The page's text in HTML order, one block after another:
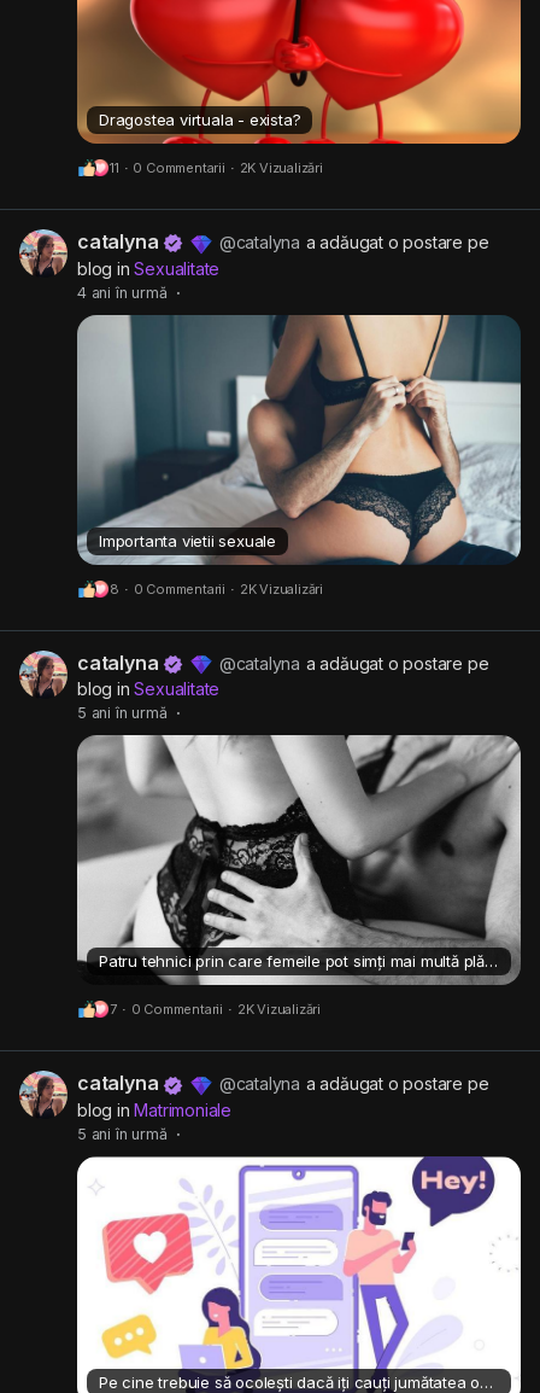
Dragostea virtuala - exista?
11 · 0 Commentarii · 2K Vizualizări
catalyna @catalyna a adăugat o postare pe
blog inSexualitate
4 ani în urmă ·
Importanta vietii sexuale
8 · 0 Commentarii · 2K Vizualizări
catalyna @catalyna a adăugat o postare pe
blog inSexualitate
5 ani în urmă ·
Patru tehnici prin care femeile pot simți mai multă plăcere în timpul actului sexual
7 · 0 Commentarii · 2K Vizualizări
catalyna @catalyna a adăugat o postare pe
blog inMatrimoniale
5 ani în urmă ·
Pe cine trebuie să ocolești dacă iți cauți jumătatea online?